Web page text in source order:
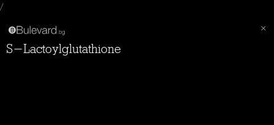
/
S-Lactoylglutathione